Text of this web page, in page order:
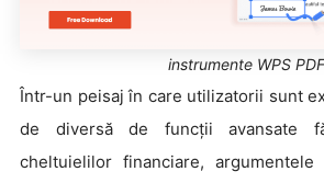
instrumente WPS PDF
Într-un peisaj în care utilizatorii sunt
de diversă de funcții avansate
cheltuielilor financiare,